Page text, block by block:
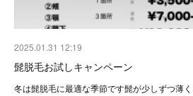
2025.01.31 12:19
髭脱毛お試しキャンペーン
冬は髭脱毛に最適な季節です髭が少しずつ薄